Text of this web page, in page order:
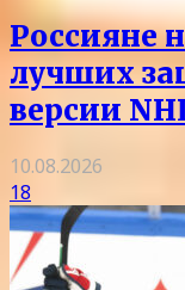
Россияне
лучших
версии
10.08.2026
18